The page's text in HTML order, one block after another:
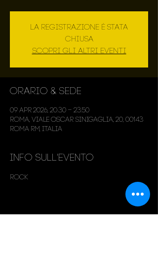
La registrazione è stata
chiusa
Scopri gli altri eventi
Orario & Sede
09 apr 2026, 20:30 – 23:50
Roma, Viale Oscar Sinigaglia, 20, 00143
Roma RM, Italia
Info sull'evento
Rock